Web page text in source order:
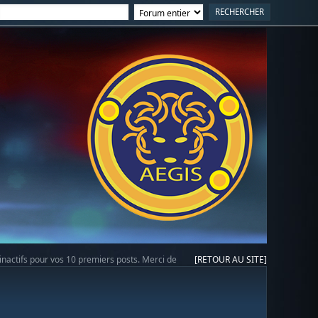
[RETOUR AU SITE]
pour vos 10 premiers posts. Merci de